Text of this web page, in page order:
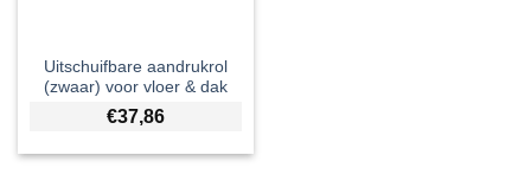
Uitschuifbare aandrukrol
(zwaar) voor vloer & dak
€37,86